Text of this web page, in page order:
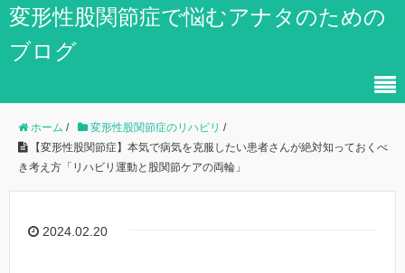
変形性股関節症で悩むアナタのための
ブログ
ホーム / 変形性股関節症のリハビリ /
【変形性股関節症】本気で病気を克服したい患者さんが絶対知っておくべ
き考え方「リハビリ運動と股関節ケアの両輪」
2024.02.20